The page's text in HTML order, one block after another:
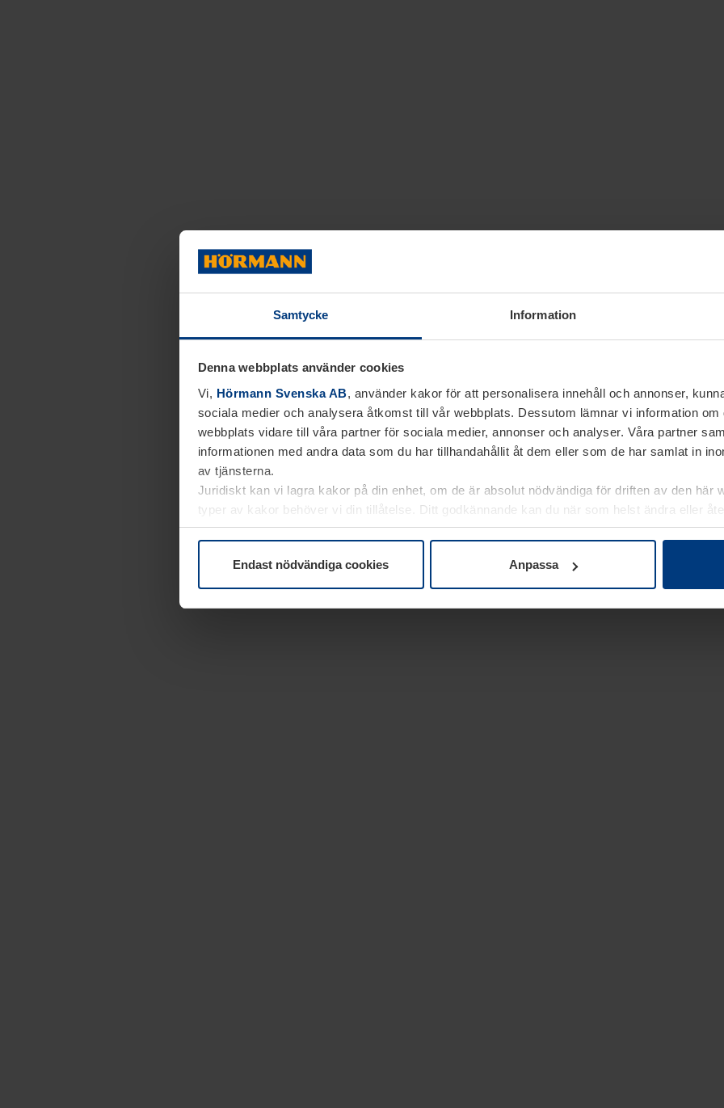
Samtycke Information
Denna webbplats använder cookies
Vi, Hörmann Svenska AB, använder kakor för att personalisera innehåll och annonser,
sociala medier och analysera åtkomst till vår webbplats. Dessutom lämnar vi information om
webbplats vidare till våra partner för sociala medier, annonser och analyser. Våra partner
informationen med andra data som du har tillhandahållit åt dem eller som de har samlat in
av tjänsterna.
Juridiskt kan vi lagra kakor på din enhet, om de är absolut nödvändiga för driften av den här
typer av kakor behöver vi din tillåtelse. Ditt godkännande kan du när som helst ändra eller
kakor underDataskyddsförklaringpå vår webbplats.
Endast nödvändiga cookies Anpassa